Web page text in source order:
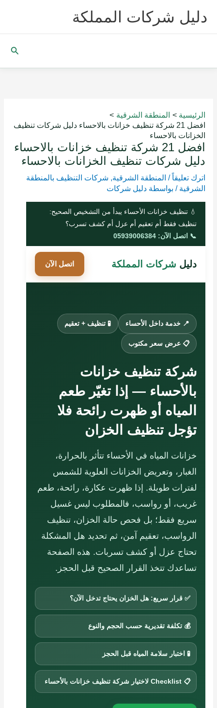
المحتوى
دليل شركات المملكة
الرئيسية
المنطقة الشرقية
افضل 21 شركة تنظيف خزانات بالاحساء دليل شركات تنظيف
الخزانات بالاحساء
افضل 21 شركة تنظيف خزانات بالاحساء
دليل شركات تنظيف الخزانات بالاحساء
اترك تعليقاً / المنطقة الشرقية, شركات التنظيف بالمنطقة
الشرقية / بواسطة دليل شركات
💧 تنظيف خزانات الأحساء يبدأ من التشخيص الصحيح:
تنظيف فقط أم تعقيم أم عزل أم كشف تسرب؟
📞 اتصل الآن: 05939006384
دليل شركات المملكة اتصل الآن
📍 خدمة داخل الأحساء 🧪 تنظيف + تعقيم
📋 عرض سعر مكتوب
شركة تنظيف خزانات
بالأحساء — إذا تغيّر طعم
المياه أو ظهرت رائحة فلا
تؤجل تنظيف الخزان
خزانات المياه في الأحساء تتأثر بالحرارة،
الغبار، وتعريض الخزانات العلوية للشمس
لفترات طويلة. إذا ظهرت عكارة، رائحة، طعم
غريب، أو رواسب، فالمطلوب ليس غسيل
سريع فقط؛ بل فحص حالة الخزان، تنظيف
الرواسب، تعقيم آمن، ثم تحديد هل المشكلة
تحتاج عزل أو كشف تسربات. هذه الصفحة
تساعدك تتخذ القرار الصحيح قبل الحجز.
✅ قرار سريع: هل الخزان يحتاج تدخل الآن؟
💰 تكلفة تقديرية حسب الحجم والنوع
🧪 اختبار سلامة المياه قبل الحجز
📋 Checklist لاختيار شركة تنظيف خزانات بالأحساء